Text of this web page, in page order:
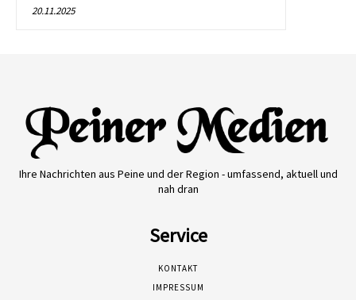
20.11.2025
Ihre Nachrichten aus Peine und der Region - umfassend, aktuell und
nah dran
Service
KONTAKT
IMPRESSUM